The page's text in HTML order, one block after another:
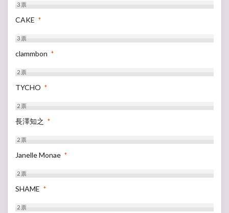
3票
CAKE *
3票
clammbon *
2票
TYCHO *
2票
長澤知之 *
2票
Janelle Monae *
2票
SHAME *
2票